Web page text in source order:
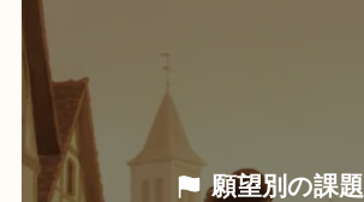
願望別の課題